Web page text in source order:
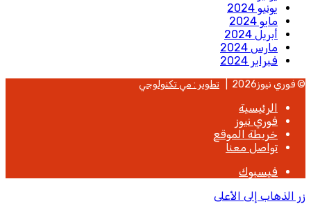
يونيو 2024
مايو 2024
أبريل 2024
مارس 2024
فبراير 2024
© فوري نيوز2026 | تطوير : مي تكنولوجي
الرئيسية
فوري نيوز
خريطة الموقع
تواصل معنا
فيسبوك
زر الذهاب إلى الأعلى